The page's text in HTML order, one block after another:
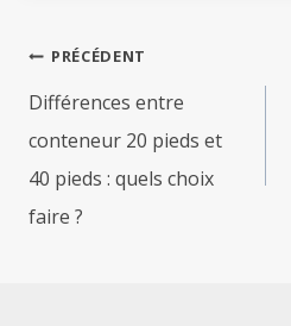
Navigation
de
l’article
PRÉCÉDENT
Différences entre
conteneur 20 pieds et
40 pieds : quels choix
faire ?